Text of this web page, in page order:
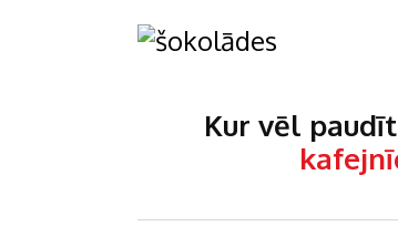
Kur vēl